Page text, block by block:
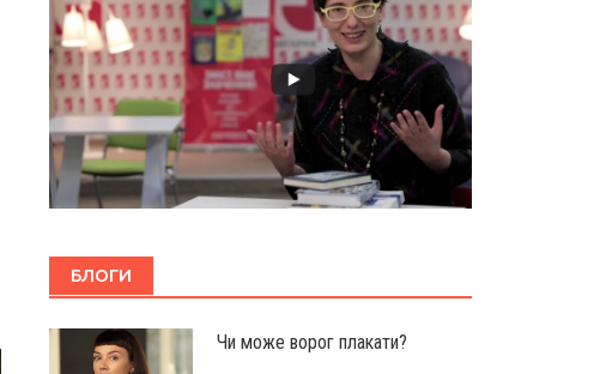
БЛОГИ
Чи може ворог плакати?